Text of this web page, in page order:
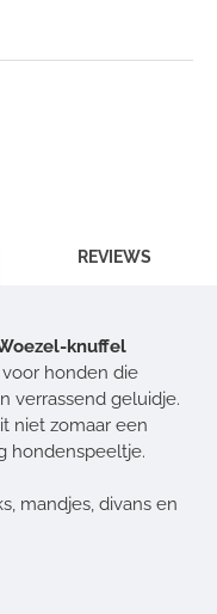
REVIEWS
knuffel
honden die
verrassend geluidje.
niet zomaar een
hondenspeeltje.
mandjes, divans en